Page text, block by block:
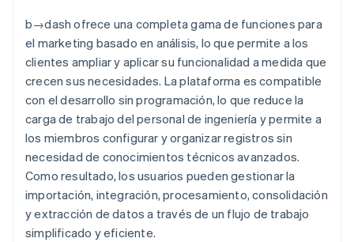
b→dash ofrece una completa gama de funciones para
el marketing basado en análisis, lo que permite a los
clientes ampliar y aplicar su funcionalidad a medida que
crecen sus necesidades. La plataforma es compatible
con el desarrollo sin programación, lo que reduce la
carga de trabajo del personal de ingeniería y permite a
los miembros configurar y organizar registros sin
necesidad de conocimientos técnicos avanzados.
Como resultado, los usuarios pueden gestionar la
importación, integración, procesamiento, consolidación
y extracción de datos a través de un flujo de trabajo
simplificado y eficiente.